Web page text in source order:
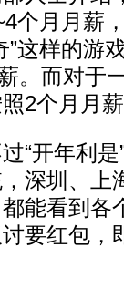
个月月薪
这样的游
。而对于
2个月月
开年利是
深圳、上
能看到各
要红包，